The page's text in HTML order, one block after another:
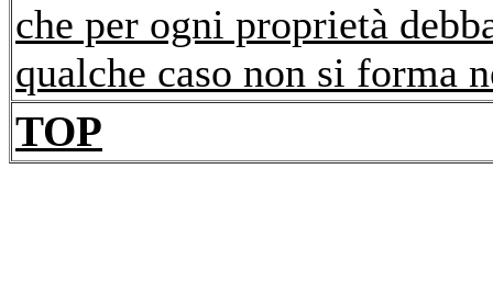
che per ogni proprietà
qualche caso non si forma
TOP